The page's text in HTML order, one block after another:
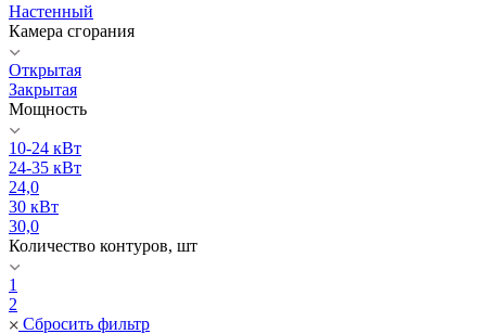
Настенный
Камера сгорания
Открытая
Закрытая
Мощность
10-24 кВт
24-35 кВт
24,0
30 кВт
30,0
Количество контуров, шт
1
2
Сбросить фильтр